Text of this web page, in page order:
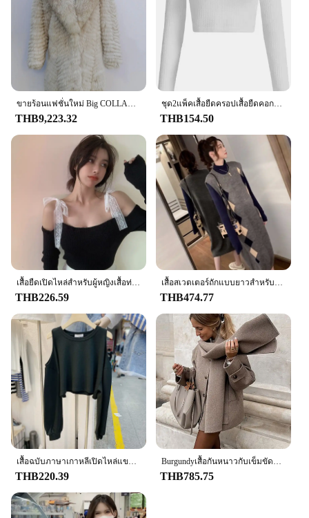
ขายร้อนแฟชั่นใหม่ Big COLLAR คุณภาพสูงหนาเสื้อขนสัตว์ธรรมชาติฤดูหนาวขนสุนัขจิ้งจอกจริงความยาว 70-100-110 ซม.ยาวเสื้อ
THB9,223.32
ชุด2แพ็คเสื้อยืดครอปเสื้อยืดคอกลมทึบแขนยาวลำลองสำหรับผู้หญิงสำหรับฤดูใบไม้ผลิและฤดูใบไม้ร่วง
THB154.50
THB226.59 THB474.77
THB220.39 THB785.75